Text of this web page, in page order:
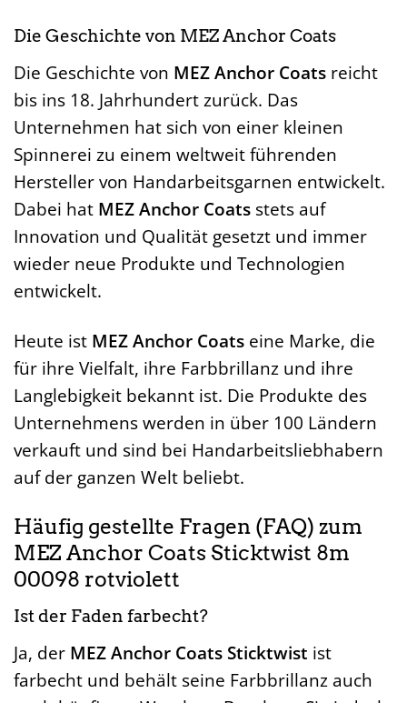
Die Geschichte von MEZ Anchor Coats
Die Geschichte von MEZ Anchor Coats reicht
bis ins 18. Jahrhundert zurück. Das
Unternehmen hat sich von einer kleinen
Spinnerei zu einem weltweit führenden
Hersteller von Handarbeitsgarnen entwickelt.
Dabei hat MEZ Anchor Coats stets auf
Innovation und Qualität gesetzt und immer
wieder neue Produkte und Technologien
entwickelt.
Heute ist MEZ Anchor Coats eine Marke, die
für ihre Vielfalt, ihre Farbbrillanz und ihre
Langlebigkeit bekannt ist. Die Produkte des
Unternehmens werden in über 100 Ländern
verkauft und sind bei Handarbeitsliebhabern
auf der ganzen Welt beliebt.
Häufig gestellte Fragen (FAQ) zum
MEZ Anchor Coats Sticktwist 8m
00098 rotviolett
Ist der Faden farbecht?
Ja, der MEZ Anchor Coats Sticktwist ist
farbecht und behält seine Farbbrillanz auch